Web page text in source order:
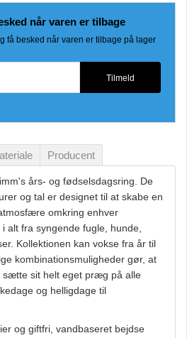
når varen er tilbage
få besked når varen er tilbage på lager
Tilmeld
Producent
års- og fødselsdagsring. De
og tal er designet til at skabe en
omkring enhver
alt fra syngende fugle, hunde,
Kollektionen kan vokse fra år til
kombinationsmuligheder gør, at
sætte sit helt eget præg på alle
og helligdage til
og giftfri, vandbaseret bejdse